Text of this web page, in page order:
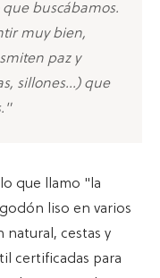
buscábamos.
muy bien,
paz y
sillones…) que
que llamo "la
liso en varios
cestas y
certificadas para